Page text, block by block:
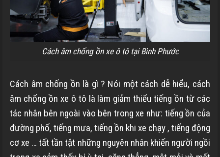
Cách âm chống ồn xe ô tô tại Bình Phước
Cách âm chống ồn là gì ? Nói một cách dễ hiểu, cách
âm chống ồn xe ô tô là làm giảm thiểu tiếng ồn từ các
tác nhân bên ngoài vào bên trong xe như: tiếng ồn của
đường phố, tiếng mưa, tiếng ồn khi xe chạy , tiếng động
cơ xe … tất tần tật những nguyên nhân khiến người ngồi